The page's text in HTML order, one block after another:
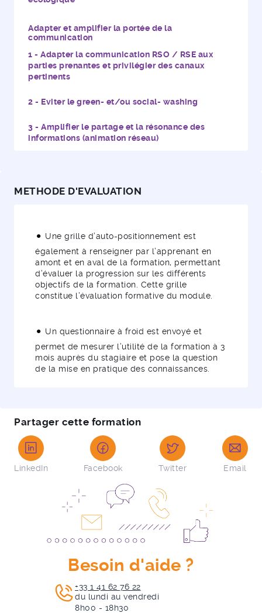
Adapter et amplifier la portée de la
communication
Adapter la communication RSO / RSE aux
parties prenantes et privilégier des canaux
pertinents
Eviter le green- et/ou social- washing
Amplifier le partage et la résonance des
informations (animation réseau)
METHODE D'EVALUATION
Une grille d’auto-positionnement est
également à renseigner par l’apprenant en
amont et en aval de la formation, permettant
d’évaluer la progression sur les différents
objectifs de la formation. Cette grille
constitue l’évaluation formative du module.
Un questionnaire à froid est envoyé et
permet de mesurer l’utilité de la formation à 3
mois auprès du stagiaire et pose la question
de la mise en pratique des connaissances.
Partager cette formation
LinkedIn Facebook Twitter Email
Besoin d'aide ?
+33 1 41 62 76 22
du lundi au vendredi
8h00 - 18h30